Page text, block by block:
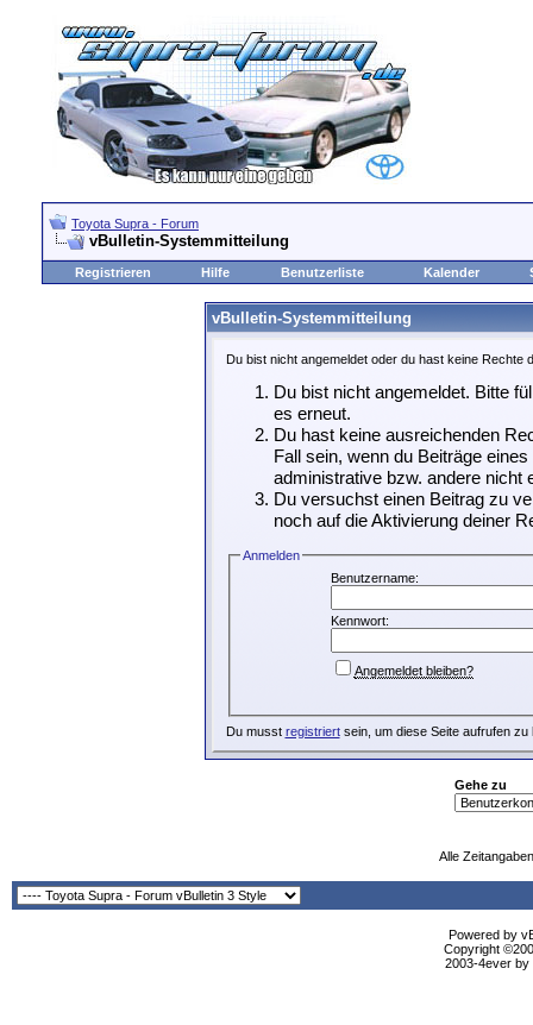
Toyota Supra - Forum
vBulletin-Systemmitteilung
Registrieren Hilfe Benutzerliste Kalender
vBulletin-Systemmitteilung
Du bist nicht angemeldet oder du hast keine Rechte
Du bist nicht angemeldet. Bitte
es erneut.
Du hast keine ausreichenden
Fall sein, wenn du Beiträge
administrative bzw. andere nicht
Du versuchst einen Beitrag zu
noch auf die Aktivierung deiner
Anmelden
Benutzername:
Kennwort:
Angemeldet bleiben?
Du musst registriertsein, um diese Seite aufrufen zu
Gehe zu
Alle
Powered by
Copyright
2003-4ever by